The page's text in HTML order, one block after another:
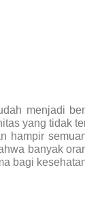
menjadi
yang tidak
hampir
banyak
bagi